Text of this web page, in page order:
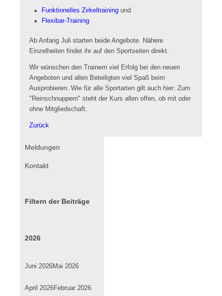
Funktionelles Zirkeltrainingund
Flexibar-Training
Ab Anfang Juli starten beide Angebote. Nähere
Einzelheiten findet ihr auf den Sportseiten direkt.
Wir wünschen den Trainern viel Erfolg bei den neuen
Angeboten und allen Beteiligten viel Spaß beim
Ausprobieren. Wie für alle Sportarten gilt auch hier: Zum
"Reinschnuppern" steht der Kurs allen offen, ob mit oder
ohne Mitgliedschaft.
Zurück
Navigation
Meldungen
Kontakt
Filtern der Beiträge
2026
Juni 2026Mai 2026
April 2026Februar 2026